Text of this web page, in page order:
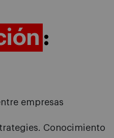
:
empresas
Conocimiento